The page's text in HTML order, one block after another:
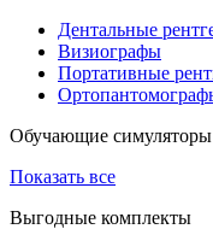
Дентальные
Визиографы
Портативные
Обучающие
Показать все
Выгодные комплекты